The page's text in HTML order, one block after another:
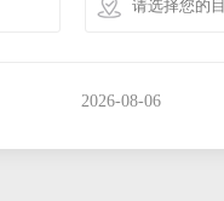
2026-08-06
2026-08-06